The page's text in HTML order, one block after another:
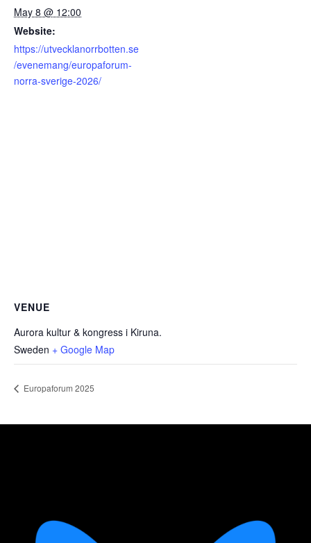
May 8 @ 12:00
Website:
https://utvecklanorrbotten.se
/evenemang/europaforum-
norra-sverige-2026/
VENUE
Aurora kultur & kongress i Kiruna.
Sweden + Google Map
Europaforum 2025